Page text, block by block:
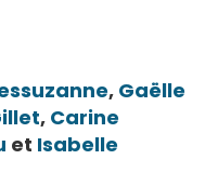
, Gaëlle
, Carine
et Isabelle